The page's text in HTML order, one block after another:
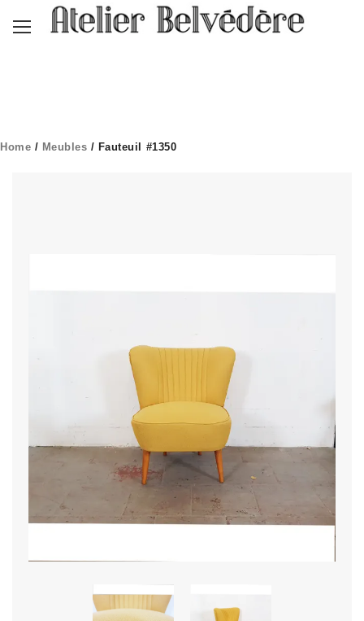
Home / Meubles / Fauteuil #1350